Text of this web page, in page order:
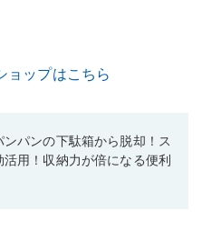
ョップはこちら
ンパンの下駄箱から脱却！ス
活用！収納力が倍になる便利